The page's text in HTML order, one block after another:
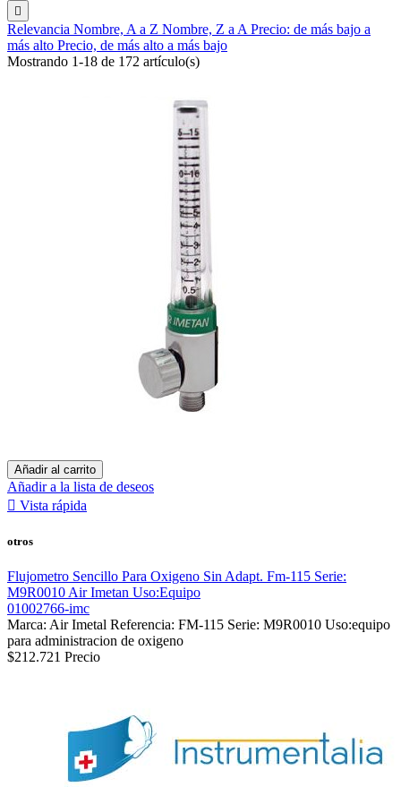

Relevancia Nombre, A a Z Nombre, Z a A Precio: de más bajo a
más alto Precio, de más alto a más bajo
Mostrando 1-18 de 172 artículo(s)
Añadir al carrito
Añadir a la lista de deseos
 Vista rápida
otros
Flujometro Sencillo Para Oxigeno Sin Adapt. Fm-115 Serie:
M9R0010 Air Imetan Uso:Equipo
01002766-imc
Marca: Air Imetal Referencia: FM-115 Serie: M9R0010 Uso:equipo
para administracion de oxigeno
$212.721 Precio